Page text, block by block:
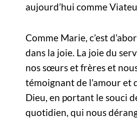
aujourd’hui comme
Comme Marie, c’est
dans la joie. La joie du
nos sœurs et frères et
témoignant de l’amour et
Dieu, en portant le souci
quotidien, qui nous